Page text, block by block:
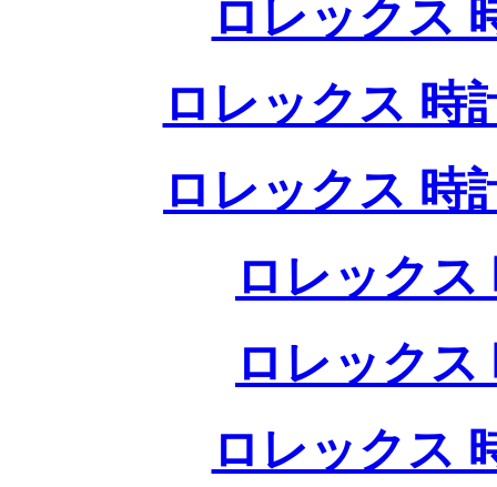
ロレックス
ロレックス 時
ロレックス 時
ロレックス
ロレックス
ロレックス